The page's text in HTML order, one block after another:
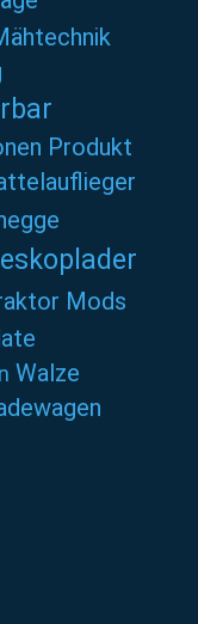
Produkt
Mods
Walze